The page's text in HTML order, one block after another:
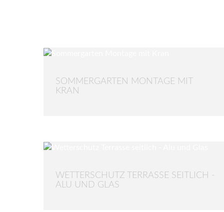
SOMMERGARTEN MONTAGE MIT
KRAN
WETTERSCHUTZ TERRASSE SEITLICH -
ALU UND GLAS